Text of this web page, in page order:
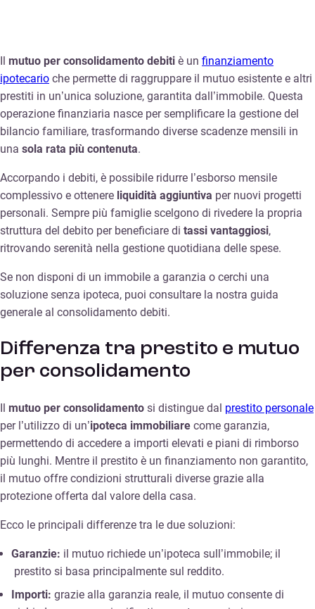
mutuo per consolidamento debiti è un finanziamento
ipotecario che permette di raggruppare il mutuo esistente e altri
prestiti in un’unica soluzione, garantita dall’immobile. Questa
operazione finanziaria nasce per semplificare la gestione del
bilancio familiare, trasformando diverse scadenze mensili in
una sola rata più contenuta.
Accorpando i debiti, è possibile ridurre l’esborso mensile
complessivo e ottenere liquidità aggiuntiva per nuovi progetti
personali. Sempre più famiglie scelgono di rivedere la propria
struttura del debito per beneficiare di tassi vantaggiosi,
ritrovando serenità nella gestione quotidiana delle spese.
Se non disponi di un immobile a garanzia o cerchi una
soluzione senza ipoteca, puoi consultare la nostra guida
generale al consolidamento debiti.
Differenza tra prestito e mutuo
per consolidamento
Il mutuo per consolidamento si distingue dal prestito personale
per l’utilizzo di un’ipoteca immobiliare come garanzia,
permettendo di accedere a importi elevati e piani di rimborso
più lunghi. Mentre il prestito è un finanziamento non garantito,
il mutuo offre condizioni strutturali diverse grazie alla
protezione offerta dal valore della casa.
Ecco le principali differenze tra le due soluzioni:
Garanzie: il mutuo richiede un’ipoteca sull’immobile; il
prestito si basa principalmente sul reddito.
Importi: grazie alla garanzia reale, il mutuo consente di